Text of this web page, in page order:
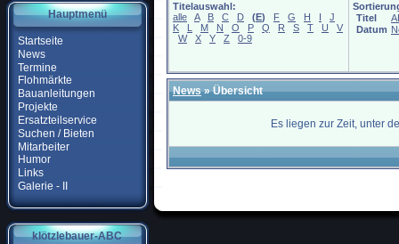
Hauptmenü
Startseite
News
Termine
Flohmärkte
Bauanleitungen
Projekte
Ersatzteilservice
Suchen / Bieten
Mitarbeiter
Humor
Links
Galerie - II
klötzlebauer-ABC
Titelauswahl:
alle
A B C D (E) F G H I
J
K
L M N O P Q R S T U
V
W
X Y Z 0-9
Titel
Datum
News» Übersicht
Es liegen zur Zeit, unter